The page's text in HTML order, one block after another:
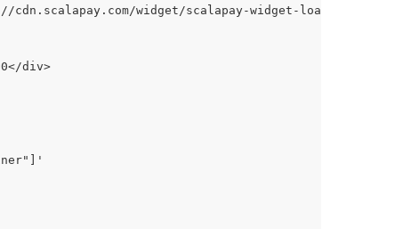
widget/scalapay-widget-
div>